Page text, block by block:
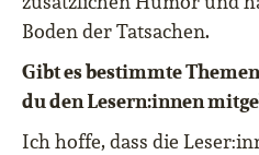
Boden der Tatsachen.
Gibt es bestimmte
du den Lesern:innen
Ich hoffe, dass die